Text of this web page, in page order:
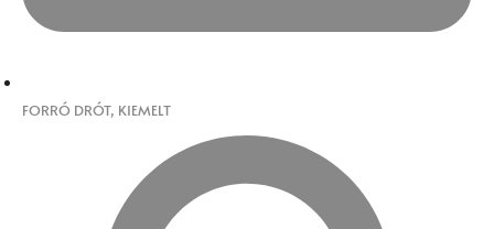
FORRÓ DRÓT, KIEMELT